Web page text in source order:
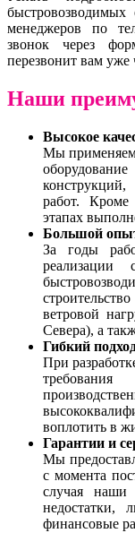
менеджеров по
звонок через
перезвонит вам уже
Наши
Высокое
Мы применяем
работ.
этапах
Большой
За годы
реализации
ветровой
Севера), а
Гибкий
При
воплотить в
Гарантии и
Мы
с момента
случая наши
недостатки,
финансовые